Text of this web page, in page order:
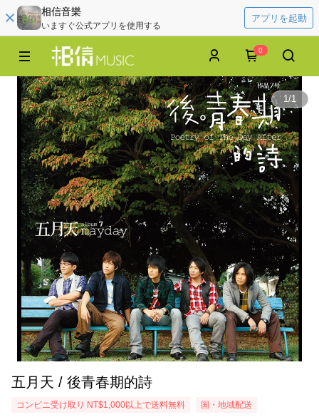
相信音樂
いますぐ公式アプリを使用する
アプリを起動
0
1/1
五月天 / 後青春期的詩
コンビニ受け取り NT$1,000以上で送料無料 国・地域配送